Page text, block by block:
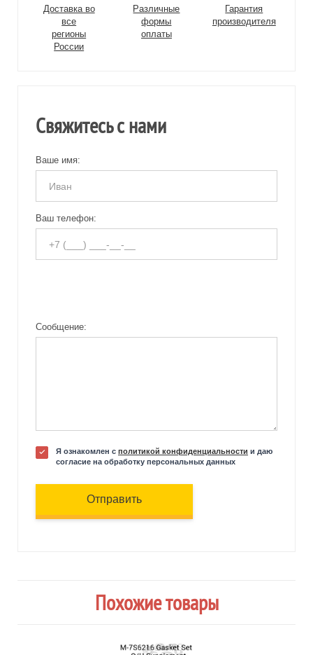
Доставка во
все
регионы
России
Различные
формы
оплаты
Гарантия
производителя
Свяжитесь с нами
Ваше имя:
Ваш телефон:
Сообщение:
Я ознакомлен с политикой конфиденциальности и даю
согласие на обработку персональных данных
Отправить
Похожие товары